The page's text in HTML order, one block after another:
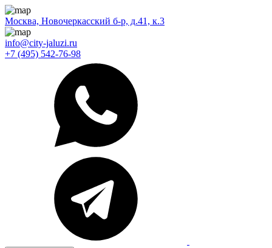
Москва, Новочеркасский б-р, д.41, к.3
info@city-jaluzi.ru
+7 (495) 542-76-98